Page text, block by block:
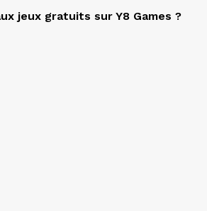
jeux gratuits sur Y8 Games ?